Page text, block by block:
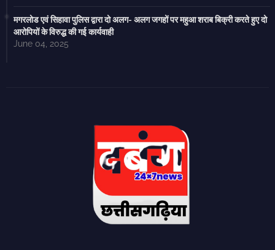
मगरलोड एवं सिहावा पुलिस द्वारा दो अलग- अलग जगहों पर महुआ शराब बिक्री करते हुए दो
आरोपियों के विरुद्ध की गई कार्यवाही
June 04, 2025